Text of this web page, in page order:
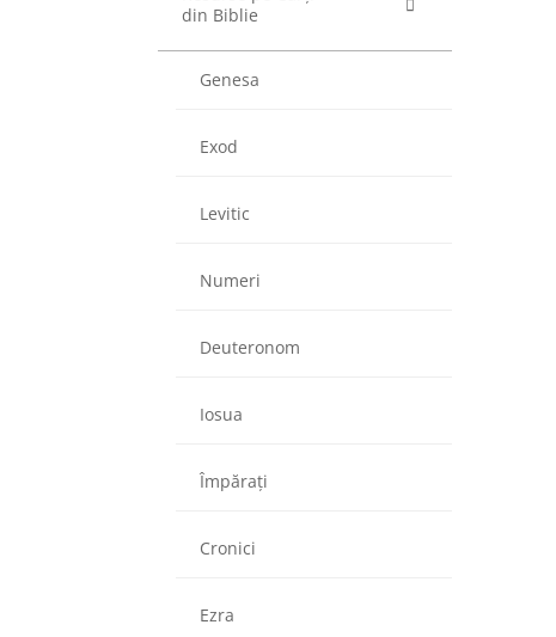
din Biblie
Genesa
Exod
Levitic
Numeri
Deuteronom
Iosua
Împărați
Cronici
Ezra